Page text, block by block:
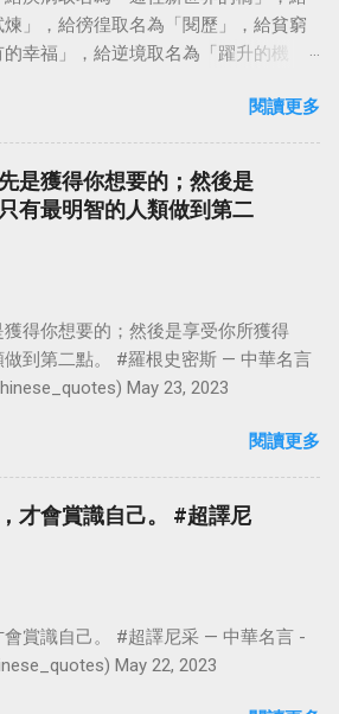
」，給徬徨取名為「閱歷」，給貧窮
幸福」，給逆境取名為「躍升的機
活著是一件沉重的事。#超譯尼采 — 中
(@chinese_quotes) May 23, 2023
閱讀更多
是獲得你想要的；然後是
有最明智的人類做到第二
得你想要的；然後是享受你所獲得
做到第二點。 #羅根史密斯 — 中華名言
May 23, 2023
閱讀更多
才會賞識自己。 #超譯尼
賞識自己。 #超譯尼采 — 中華名言 -
May 22, 2023